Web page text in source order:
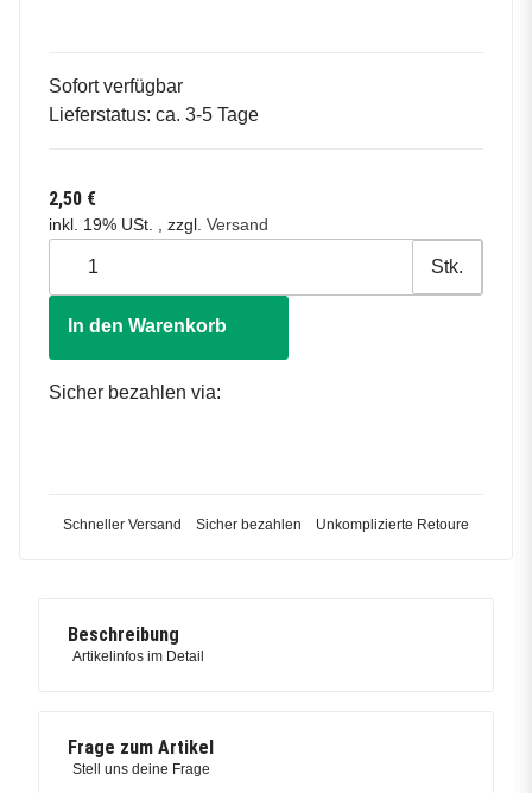
Sofort verfügbar
Lieferstatus: ca. 3-5 Tage
2,50 €
inkl. 19% USt. , zzgl. Versand
Stk.
In den Warenkorb
Sicher bezahlen via:
Schneller Versand Sicher bezahlen Unkomplizierte Retoure
Beschreibung
Artikelinfos im Detail
Frage zum Artikel
Stell uns deine Frage